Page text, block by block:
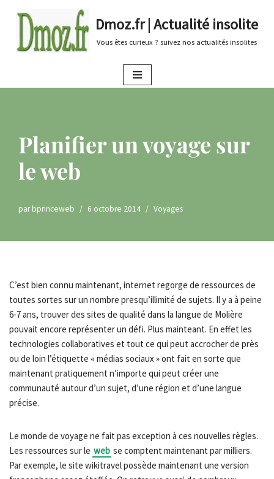
au
Dmoz.fr | Actualité insolite
Vous êtes curieux ? suivez nos actualités insolites
Planifier un voyage sur
le web
parbprinceweb 6 octobre 2014 Voyages
C’est bien connu maintenant, internet regorge de ressources de
toutes sortes sur un nombre presqu’illimité de sujets. Il y a à peine
6-7 ans, trouver des sites de qualité dans la langue de Molière
pouvait encore représenter un défi. Plus mainteant. En effet les
technologies collaboratives et tout ce qui peut accrocher de près
ou de loin l’étiquette « médias sociaux » ont fait en sorte que
maintenant pratiquement n’importe qui peut créer une
communauté autour d’un sujet, d’une région et d’une langue
précise.
Le monde de voyage ne fait pas exception à ces nouvelles règles.
Les ressources sur le web se comptent maintenant par milliers.
Par exemple, le site wikitravel possède maintenant une version